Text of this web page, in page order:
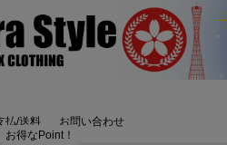
払/送料
お問い合わせ
お得なPoint！